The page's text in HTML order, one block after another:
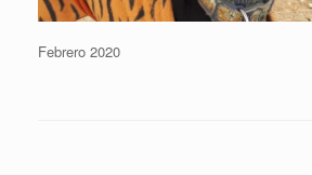
Febrero 2020